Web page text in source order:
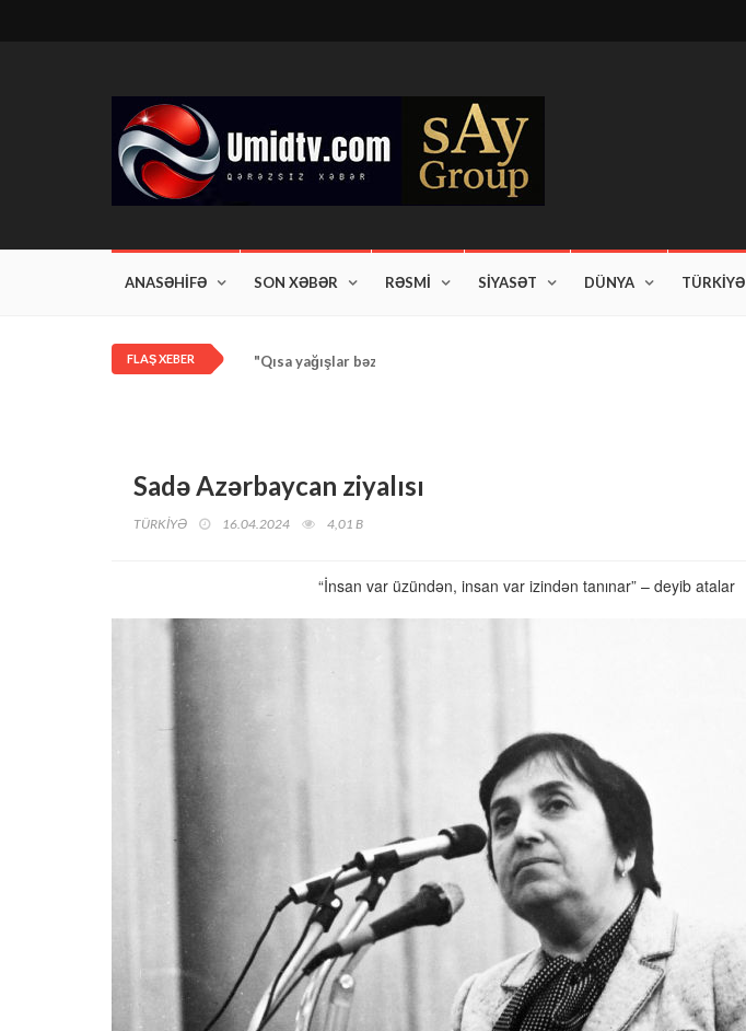
ANASƏHİFƏ SON XƏBƏR RƏSMİ SİYASƏT DÜNYA TÜRKİYƏ
FLAŞ XEBER "Qısa yağışlar bəzi rayonlarda davam edir"
Sadə Azərbaycan ziyalısı
TÜRKİYƏ 16.04.2024 4,01 B
“İnsan var üzündən, insan var izindən tanınar” – deyib atalar